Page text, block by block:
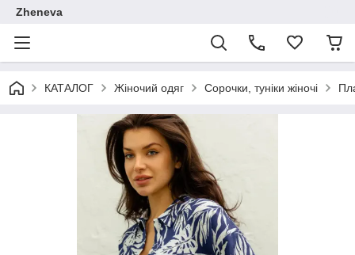
Zheneva
КАТАЛОГ Жіночий одяг Сорочки, туніки жіночі